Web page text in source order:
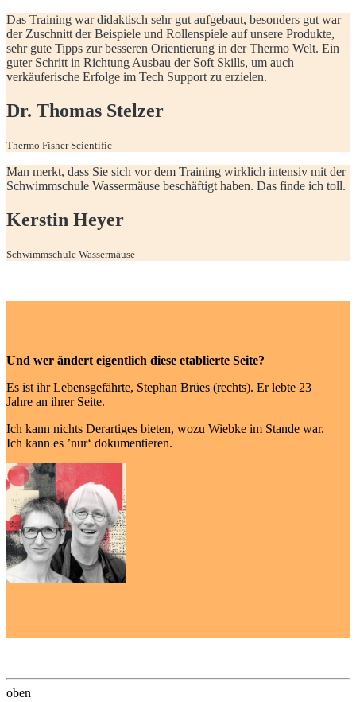
Das Training war didaktisch sehr gut aufgebaut, besonders gut war
der Zuschnitt der Beispiele und Rollenspiele auf unsere Produkte,
sehr gute Tipps zur besseren Orientierung in der Thermo Welt. Ein
guter Schritt in Richtung Ausbau der Soft Skills, um auch
verkäuferische Erfolge im Tech Support zu erzielen.
Dr. Thomas Stelzer
Thermo Fisher Scientific
Man merkt, dass Sie sich vor dem Training wirklich intensiv mit der
Schwimmschule Wassermäuse beschäftigt haben. Das finde ich toll.
Kerstin Heyer
Schwimmschule Wassermäuse
Und wer ändert eigentlich diese etablierte Seite?
Es ist ihr Lebensgefährte, Stephan Brües (rechts). Er lebte 23
Jahre an ihrer Seite.
Ich kann nichts Derartiges bieten, wozu Wiebke im Stande war.
Ich kann es ’nur‘ dokumentieren.
oben